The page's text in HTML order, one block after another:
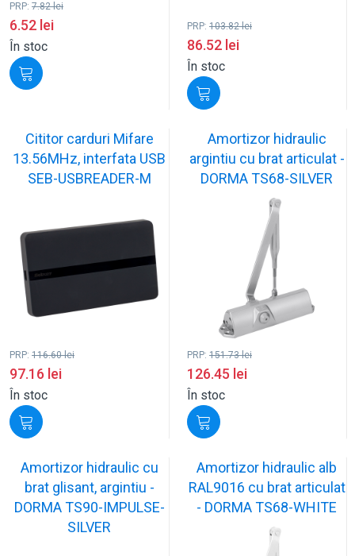
PRP: 7.82lei
6.52 lei
În stoc
PRP: 103.82lei
86.52 lei
În stoc
Cititor carduri Mifare
13.56MHz, interfata USB
SEB-USBREADER-M
PRP: 116.60lei
97.16 lei
În stoc
Amortizor hidraulic
argintiu cu brat articulat -
DORMA TS68-SILVER
PRP: 151.73lei
126.45 lei
În stoc
Amortizor hidraulic cu
brat glisant, argintiu -
DORMA TS90-IMPULSE-
SILVER
Amortizor hidraulic alb
RAL9016 cu brat articulat
- DORMA TS68-WHITE